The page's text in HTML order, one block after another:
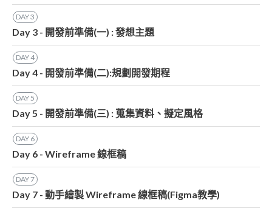
DAY3
Day 3 - 開發前準備(一) : 發想主題
DAY4
Day 4 - 開發前準備(二):規劃開發期程
DAY5
Day 5 - 開發前準備(三) : 蒐集資料、擬定風格
DAY 6
Day 6 - Wireframe 線框稿
DAY7
Day 7 - 動手繪製 Wireframe 線框稿(Figma教學)